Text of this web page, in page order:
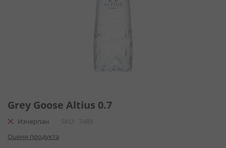
към
началото
на
галерия
със
Grey Goose Altius 0.7
Изчерпан SKU
7489
Оцени продукта